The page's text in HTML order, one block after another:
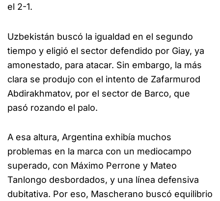
el 2-1.
Uzbekistán buscó la igualdad en el segundo
tiempo y eligió el sector defendido por Giay, ya
amonestado, para atacar. Sin embargo, la más
clara se produjo con el intento de Zafarmurod
Abdirakhmatov, por el sector de Barco, que
pasó rozando el palo.
A esa altura, Argentina exhibía muchos
problemas en la marca con un mediocampo
superado, con Máximo Perrone y Mateo
Tanlongo desbordados, y una línea defensiva
dubitativa. Por eso, Mascherano buscó equilibrio